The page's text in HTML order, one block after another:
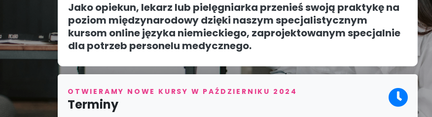
Jako opiekun, lekarz lub pielęgniarka przenieś swoją praktykę na
poziom międzynarodowy dzięki naszym specjalistycznym
kursom online języka niemieckiego, zaprojektowanym specjalnie
dla potrzeb personelu medycznego.
OTWIERAMY NOWE KURSY W PAŹDZIERNIKU 2024
Terminy